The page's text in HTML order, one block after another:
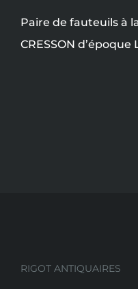
Paire de fauteuils à
CRESSON d’époque
RIGOT ANTIQUAIRES